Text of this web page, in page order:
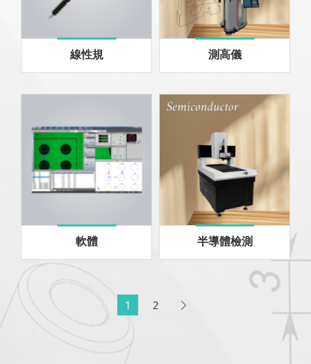
線性規 測高儀
軟體 半導體檢測
1 2